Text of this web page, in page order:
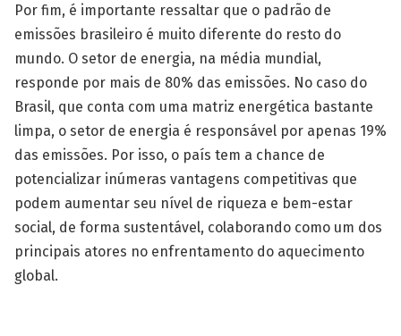
Por fim, é importante ressaltar que o padrão de
emissões brasileiro é muito diferente do resto do
mundo. O setor de energia, na média mundial,
responde por mais de 80% das emissões. No caso do
Brasil, que conta com uma matriz energética bastante
limpa, o setor de energia é responsável por apenas 19%
das emissões. Por isso, o país tem a chance de
potencializar inúmeras vantagens competitivas que
podem aumentar seu nível de riqueza e bem-estar
social, de forma sustentável, colaborando como um dos
principais atores no enfrentamento do aquecimento
global.